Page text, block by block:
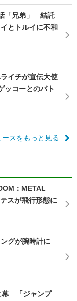
「兄弟」 結託
とトルイに不和
イチが宣伝大使
コーとのバト
ースをもっと見る
：METAL
スが飛行形態に
ングが腕時計に
幕 「ジャンプ